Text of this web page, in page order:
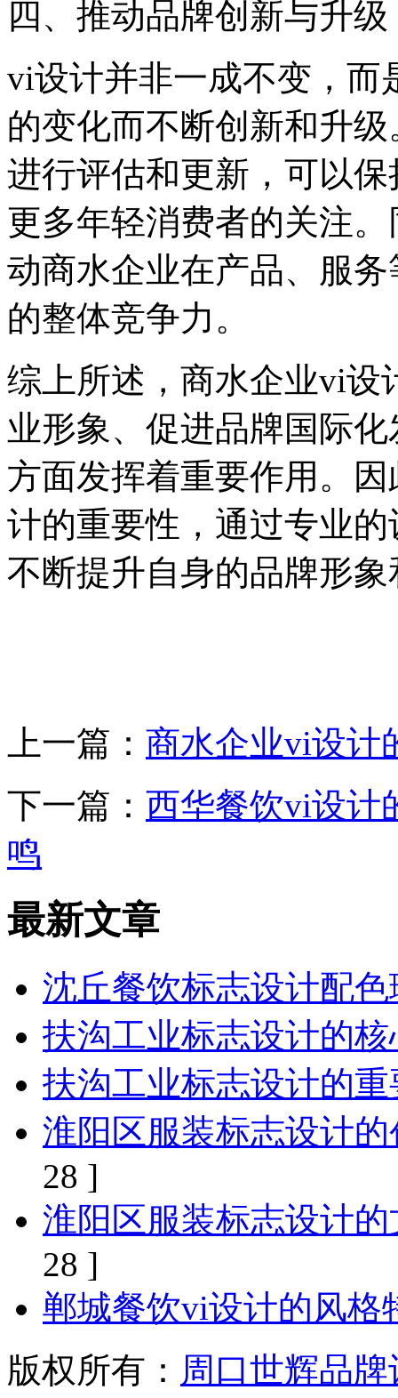
‌四、推动品牌创新与升级‌
vi设计并非一成不变，而
的变化而不断创新和升
进行评估和更新，可以
更多年轻消费者的关注
动商水企业在产品、服
的整体竞争力。
综上所述，商水企业vi设
业形象、促进品牌国际
方面发挥着重要作用。
计的重要性，通过专业
不断提升自身的品牌形
上一篇： 商水企业vi设计
下一篇： 西华餐饮vi设计
鸣
最新文章
沈丘餐饮标志设计配
扶沟工业标志设计的
扶沟工业标志设计的重
淮阳区服装标志设计
28 ]
淮阳区服装标志设计
28 ]
郸城餐饮vi设计的风格
版权所有： 周口世辉品